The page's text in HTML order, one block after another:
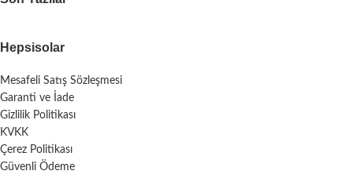
Hepsisolar
Mesafeli Satış Sözleşmesi
Garanti ve İade
Gizlilik Politikası
KVKK
Çerez Politikası
Güvenli Ödeme